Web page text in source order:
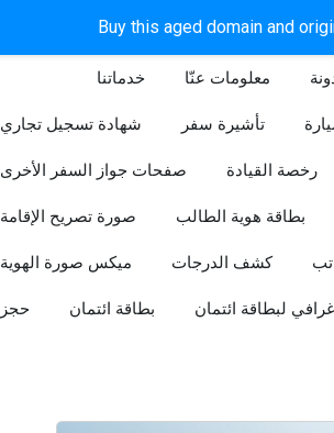
Buy this aged domain and
خدماتنا معلومات عنّا
شهادة تسجيل تجاري تأشيرة سفر
صفحات جواز السفر الأخرى رخصة القيادة
صورة تصريح الإقامة بطاقة هوية الطالب
ميكس صورة الهوية كشف الدرجات
حجز بطاقة ائتمان لبطاقة ائتمان